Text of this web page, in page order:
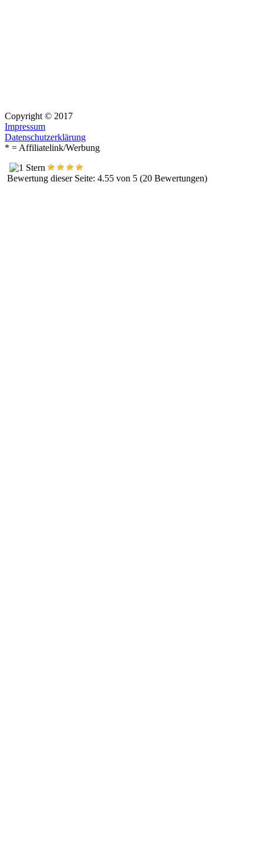
Copyright © 2017
Impressum
Datenschutzerklärung
* = Affiliatelink/Werbung
Bewertung dieser Seite: 4.55 von 5 (20 Bewertungen)